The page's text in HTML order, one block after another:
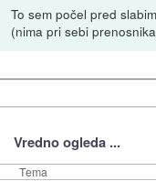
To sem počel pred
(nima pri sebi
Vredno ogleda ...
Tema